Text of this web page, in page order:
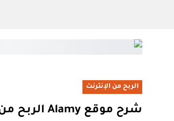
الربح من الإنترنت
شرح موقع Alamy الربح من بيع الصور الفوتوغرافية بكاميرتك الخاصة أو عدسة الهاتف